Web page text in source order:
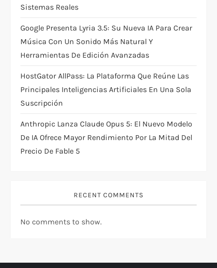
Sistemas Reales
Google Presenta Lyria 3.5: Su Nueva IA Para Crear
Música Con Un Sonido Más Natural Y
Herramientas De Edición Avanzadas
HostGator AllPass: La Plataforma Que Reúne Las
Principales Inteligencias Artificiales En Una Sola
Suscripción
Anthropic Lanza Claude Opus 5: El Nuevo Modelo
De IA Ofrece Mayor Rendimiento Por La Mitad Del
Precio De Fable 5
RECENT COMMENTS
No comments to show.